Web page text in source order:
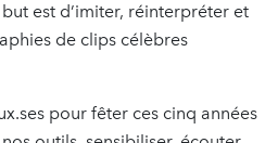
est d’imiter, réinterpréter et
de clips célèbres
pour fêter ces cinq années